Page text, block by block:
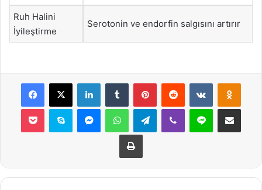
Ruh Halini
İyileştirme
Serotonin ve endorfin salgısını artırır
Facebook
X LinkedInTumblr PinterestReddit VKontakte
Pocket Skype MessengerWhatsAppTelegramViber Line E-Posta ile
Yazdır